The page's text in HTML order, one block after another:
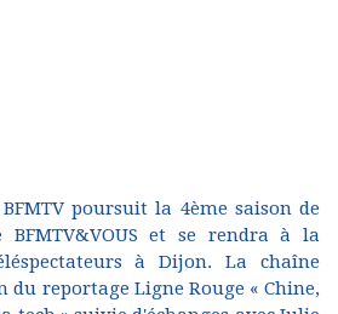
poursuit la 4ème saison de
et se rendra à la
à Dijon. La chaîne
du reportage Ligne Rouge « Chine,